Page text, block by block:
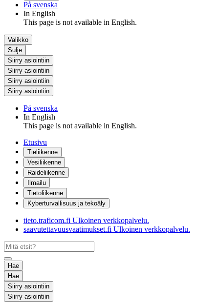
På svenska
In English
This page is not available in English.
Valikko
Sulje
Siirry asiointiin
Siirry asiointiin
Siirry asiointiin
Siirry asiointiin
På svenska
In English
This page is not available in English.
Etusivu
Tieliikenne
Vesiliikenne
Raideliikenne
Ilmailu
Tietoliikenne
Kyberturvallisuus ja tekoäly
tieto.traficom.fi Ulkoinen verkkopalvelu.
saavutettavuusvaatimukset.fi Ulkoinen verkkopalvelu.
Hae
Hae
Siirry asiointiin
Siirry asiointiin